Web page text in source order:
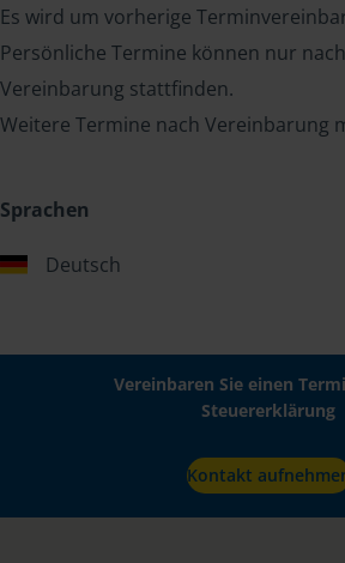
Es wird um vorherige
Persönliche Termine können nur
Vereinbarung stattfinden.
Weitere Termine nach Vereinbarung
Sprachen
Deutsch
Vereinbaren Sie einen
Steuererklärung
Kontakt